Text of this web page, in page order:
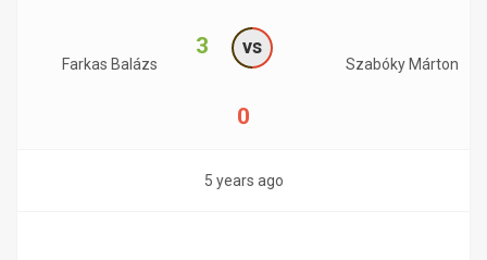
Farkas Balázs
3 vs
0
Szabóky Márton
5 years ago